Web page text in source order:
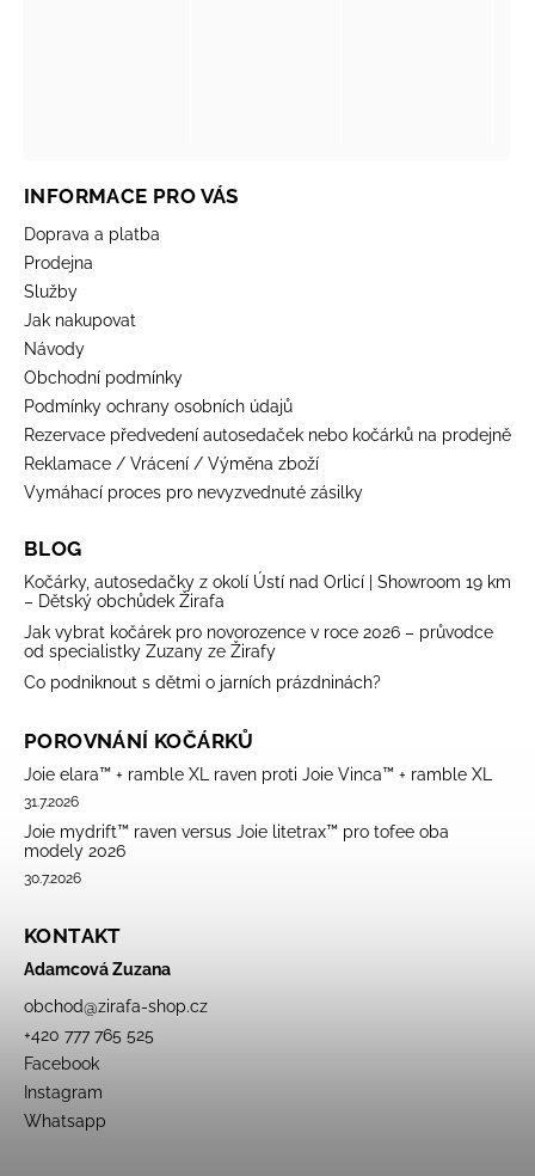
INFORMACE PRO VÁS
Doprava a platba
Prodejna
Služby
Jak nakupovat
Návody
Obchodní podmínky
Podmínky ochrany osobních údajů
Rezervace předvedení autosedaček nebo kočárků na prodejně
Reklamace / Vrácení / Výměna zboží
Vymáhací proces pro nevyzvednuté zásilky
BLOG
Kočárky, autosedačky z okolí Ústí nad Orlicí | Showroom 19 km
– Dětský obchůdek Žirafa
Jak vybrat kočárek pro novorozence v roce 2026 – průvodce
od specialistky Zuzany ze Žirafy
Co podniknout s dětmi o jarních prázdninách?
POROVNÁNÍ KOČÁRKŮ
Joie elara™ + ramble XL raven proti Joie Vinca™ + ramble XL
31.7.2026
Joie mydrift™ raven versus Joie litetrax™ pro tofee oba
modely 2026
30.7.2026
KONTAKT
Adamcová Zuzana
obchod@zirafa-shop.cz
+420 777 765 525
Facebook
Instagram
Whatsapp